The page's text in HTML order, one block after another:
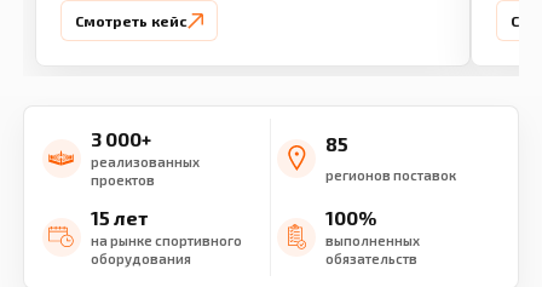
Смотреть кейс
3 000+
реализованных
проектов
85
регионов поставок
15 лет
на рынке спортивного
оборудования
100%
выполненных
обязательств